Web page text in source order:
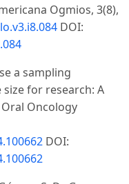
Ogmios, 3(8),
DOI:
a sampling
for research: A
Oncology
DOI: